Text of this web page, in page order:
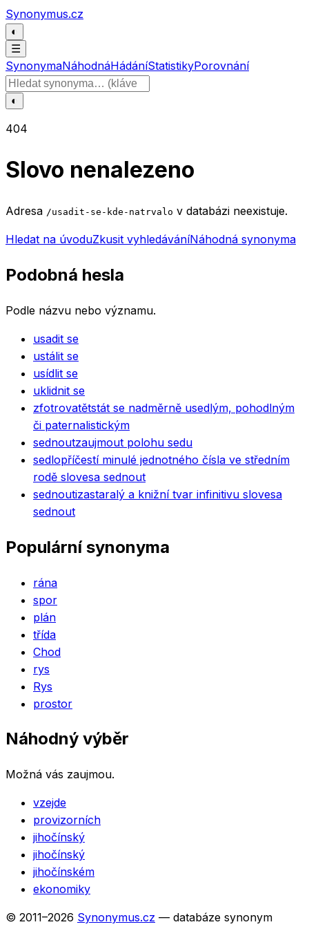
Přeskočit na obsah
Synonymus.cz
◐
☰
SynonymaNáhodnáHádáníStatistikyPorovnání
Hledat slovo
◐
404
Slovo nenalezeno
Adresa /usadit-se-kde-natrvalo v databázi neexistuje.
Hledat na úvoduZkusit vyhledáváníNáhodná synonyma
Podobná hesla
Podle názvu nebo významu.
usadit se
ustálit se
usídlit se
uklidnit se
zfotrovatětstát se nadměrně usedlým, pohodlným
či paternalistickým
sednoutzaujmout polohu sedu
sedlopříčestí minulé jednotného čísla ve středním
rodě slovesa sednout
sednoutizastaralý a knižní tvar infinitivu slovesa
sednout
Populární synonyma
rána
spor
plán
třída
Chod
rys
Rys
prostor
Náhodný výběr
Možná vás zaujmou.
vzejde
provizorních
jihočínský
jihočínský
jihočínském
ekonomiky
© 2011–2026 Synonymus.cz — databáze synonym